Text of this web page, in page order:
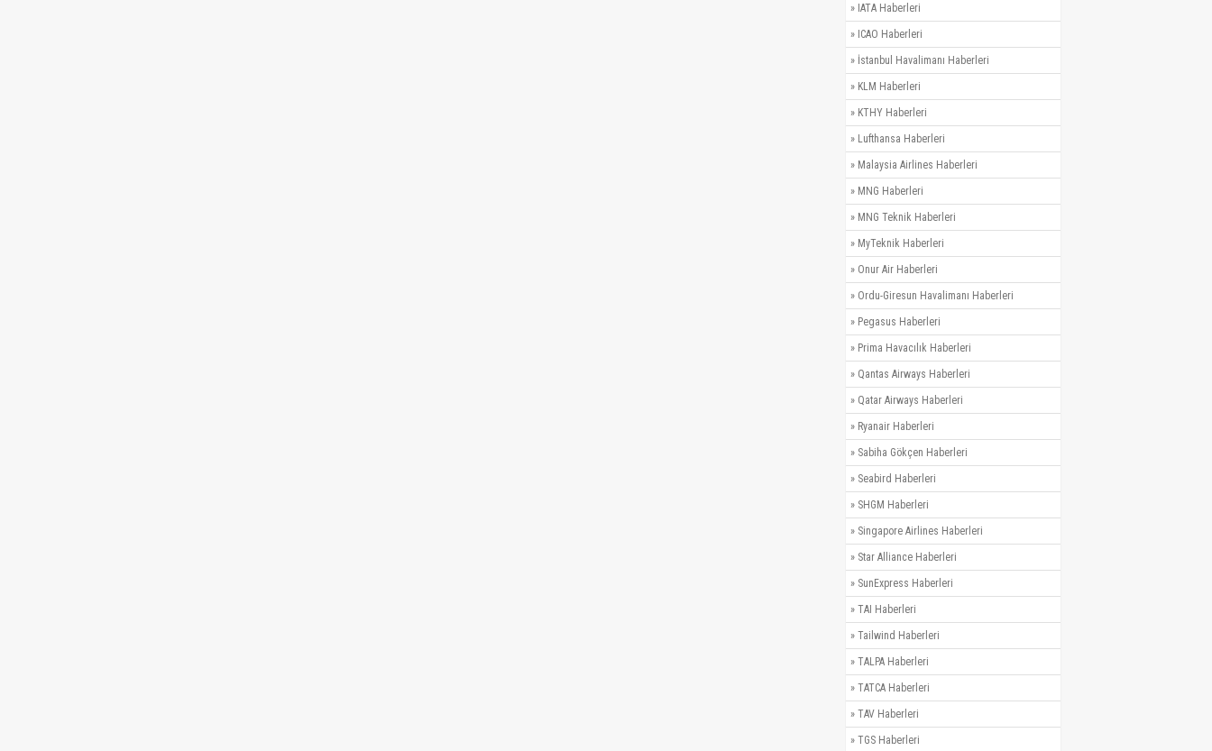
» IATA Haberleri
» ICAO Haberleri
» İstanbul Havalimanı Haberleri
» KLM Haberleri
» KTHY Haberleri
» Lufthansa Haberleri
» Malaysia Airlines Haberleri
» MNG Haberleri
» MNG Teknik Haberleri
» MyTeknik Haberleri
» Onur Air Haberleri
» Ordu-Giresun Havalimanı Haberleri
» Pegasus Haberleri
» Prima Havacılık Haberleri
» Qantas Airways Haberleri
» Qatar Airways Haberleri
» Ryanair Haberleri
» Sabiha Gökçen Haberleri
» Seabird Haberleri
» SHGM Haberleri
» Singapore Airlines Haberleri
» Star Alliance Haberleri
» SunExpress Haberleri
» TAI Haberleri
» Tailwind Haberleri
» TALPA Haberleri
» TATCA Haberleri
» TAV Haberleri
» TGS Haberleri